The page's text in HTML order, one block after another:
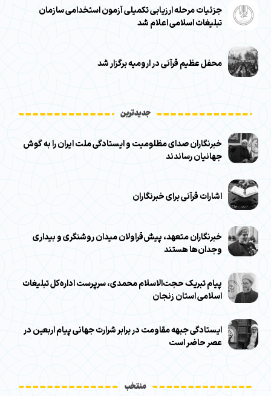
جزئیات مرحله ارزیابی تکمیلی آزمون استخدامی سازمان
تبلیغات اسلامی اعلام شد
محفل عظیم قرآنی در ارومیه برگزار شد
جدیدترین
خبرنگاران صدای مظلومیت و ایستادگی ملت ایران را به گوش
جهانیان رساندند
اشارات قرآنی برای خبرنگاران
خبرنگاران متعهد، پیش‌قراولان میدان روشنگری و بیداری
وجدان‌ها هستند
پیام تبریک حجت‌الاسلام محمدی، سرپرست اداره‌کل تبلیغات
اسلامی استان زنجان
ایستادگی جبهه مقاومت در برابر شرارت جهانی پیام اربعین در
عصر حاضر است
منتخب